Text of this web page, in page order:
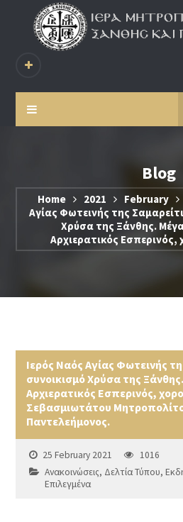
Blog
Home 2021 February
Αγίας Φωτεινής της
Χρύσα της Ξάνθης.
Αρχιερατικός
Ιερός Ναός Αγίας Φωτεινής
συνοικισμό Χρύσα της
Αρχιερατικός Εσπερινός,
Σεβασμιωτάτου
Παντελεήμονος.
25 February 2021
1016
Ανακοινώσεις, Δελτία Τύπου,
Επιλεγμένα